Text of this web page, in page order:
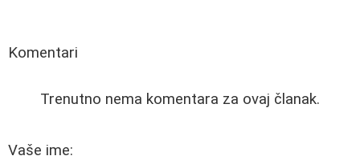
Komentari
Trenutno nema komentara za ovaj članak.
Vaše ime: